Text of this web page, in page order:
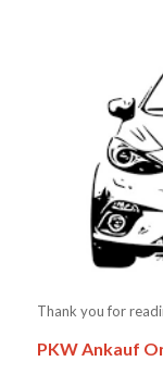
Thank you for
PKW Ankauf